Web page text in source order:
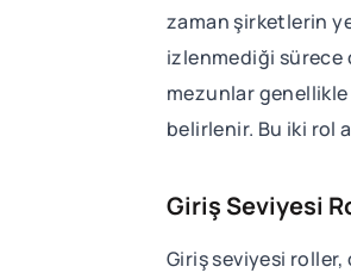
zaman şirketlerin
izlenmediği sürece
mezunlar genellikle
belirlenir. Bu iki rol
Giriş Seviyesi
Giriş seviyesi